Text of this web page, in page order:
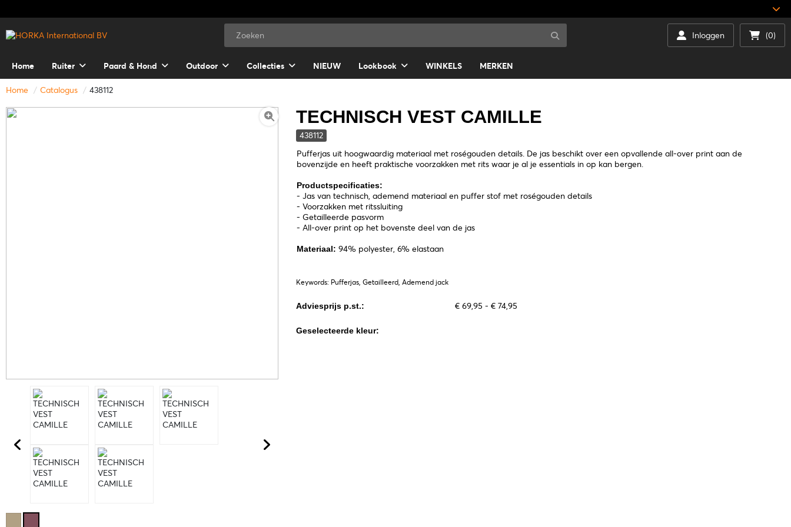
Inloggen (0)
Home Ruiter Paard & Hond Outdoor Collecties NIEUW Lookbook WINKELS MERKEN
Home Catalogus 438112
TECHNISCH VEST CAMILLE
438112
Pufferjas uit hoogwaardig materiaal met roségouden details. De jas beschikt over een opvallende all-over print aan de
bovenzijde en heeft praktische voorzakken met rits waar je al je essentials in op kan bergen.
Productspecificaties:
- Jas van technisch, ademend materiaal en puffer stof met roségouden details
- Voorzakken met ritssluiting
- Getailleerde pasvorm
- All-over print op het bovenste deel van de jas
Materiaal: 94% polyester, 6% elastaan
Keywords: Pufferjas, Getailleerd, Ademend jack
Adviesprijs p.st.: € 69,95 - € 74,95
Geselecteerde kleur: